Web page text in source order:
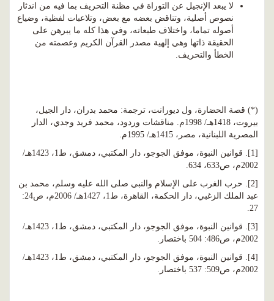
لا يبعد الإنجيل عن التوراة في مظنة التحريف بما فيه من اندثار
نصوص أصلية، وتناقض بعضه مع بعض، وتلاعبات لفظية، وضياع
أصوله تماما، واختلاف طبعاته، وفي هذا كله ما يبرهن على
الحقيقة ذاتها وهي إلهية مصدر القرآن الكريم وعصمته من
الخطأ والتحريف.
(*) قصة الحضارة، ول ديورانت، ترجمة: محمد بدران، دار الجيل،
بيروت، 1418هـ/ 1998م. مناقشات وردود، محمد فريد وجدي، الدار
المصرية اللبنانية، مصر، 1415هـ/ 1995م.
[1]. قوانين النبوة، موفق الجوجو، دار المكتبي، دمشق، ط1، 1423هـ/
2002م، ص633، 634.
[2]. حرب الغرب على الإسلام والنبي صلى الله عليه وسلم، محمد بن
عبد الملك الزغبي، دار الحكمة، القاهرة، ط1، 1427هـ/ 2006م، ص24:
27.
[3]. قوانين النبوة، موفق الجوجو، دار المكتبي، دمشق، ط1، 1423هـ/
2002م، ص486: 504 باختصار.
[4]. قوانين النبوة، موفق الجوجو، دار المكتبي، دمشق، ط1، 1423هـ/
2002م، ص509: 537 باختصار.